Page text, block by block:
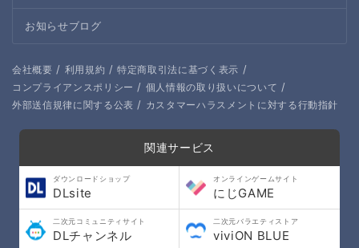
お知らせブログ
会社概要 / 利用規約 / 特定商取引法に基づく表示 /
コンプライアンスポリシー / 個人情報の取り扱いについて /
外部送信規律に関する公表 / カスタマーハラスメントに対する行動指針
関連サービス
ダウンロードショップ
DLsite
オンラインゲームサイト
にじGAME
二次元コミュニティサイト
DLチャンネル
二次元バラエティストア
viviON BLUE